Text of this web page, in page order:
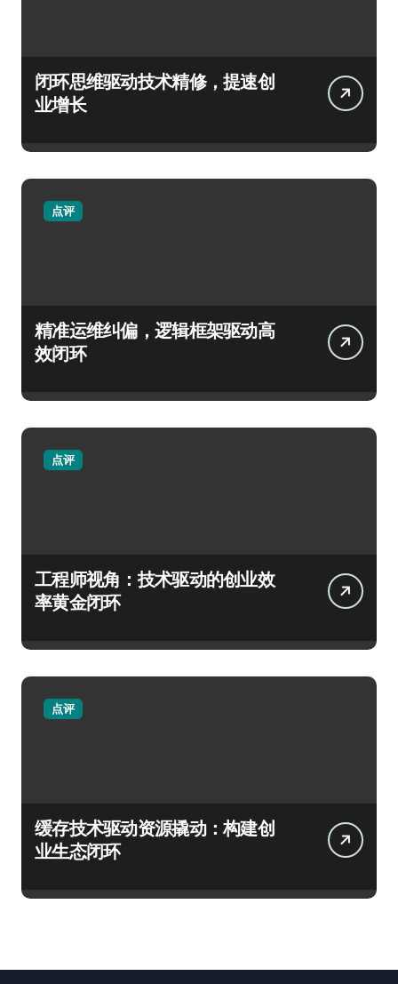
闭环思维驱动技术精修，提速创
业增长
点评
精准运维纠偏，逻辑框架驱动高
效闭环
点评
工程师视角：技术驱动的创业效
率黄金闭环
点评
缓存技术驱动资源撬动：构建创
业生态闭环